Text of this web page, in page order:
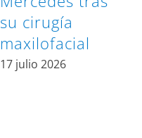
su cirugía
maxilofacial
17 julio 2026